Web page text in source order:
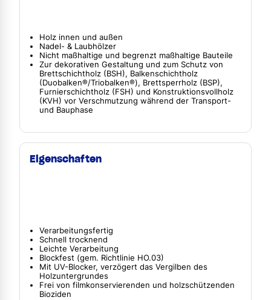
Holz innen und außen
Nadel- & Laubhölzer
Nicht maßhaltige und begrenzt maßhaltige Bauteile
Zur dekorativen Gestaltung und zum Schutz von
Brettschichtholz (BSH), Balkenschichtholz
(Duobalken®/Triobalken®), Brettsperrholz (BSP),
Furnierschichtholz (FSH) und Konstruktionsvollholz
(KVH) vor Verschmutzung während der Transport-
und Bauphase
Eigenschaften
Verarbeitungsfertig
Schnell trocknend
Leichte Verarbeitung
Blockfest (gem. Richtlinie HO.03)
Mit UV-Blocker, verzögert das Vergilben des
Holzuntergrundes
Frei von filmkonservierenden und holzschützenden
Bioziden